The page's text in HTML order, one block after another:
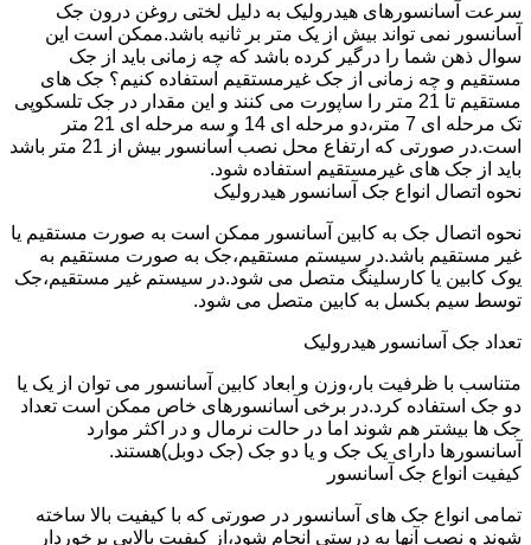
سرعت آسانسورهای هیدرولیک به دلیل لختی روغن درون جک
آسانسور نمی تواند بیش از یک متر بر ثانیه باشد.ممکن است این
سوال ذهن شما را درگیر کرده باشد که چه زمانی باید از جک
مستقیم و چه زمانی از جک غیرمستقیم استفاده کنیم؟ جک های
مستقیم تا 21 متر را ساپورت می کنند و این مقدار در جک تلسکوپی
تک مرحله ای 7 متر،دو مرحله ای 14 و سه مرحله ای 21 متر
است.در صورتی که ارتفاع محل نصب آسانسور بیش از 21 متر باشد
باید از جک های غیرمستقیم استفاده شود.
نحوه اتصال انواع جک آسانسور هیدرولیک
نحوه اتصال جک به کابین آسانسور ممکن است به صورت مستقیم یا
غیر مستقیم باشد.در سیستم مستقیم،جک به صورت مستقیم به
یوک کابین یا کارسلینگ متصل می شود.در سیستم غیر مستقیم،جک
توسط سیم بکسل به کابین متصل می شود.
تعداد جک آسانسور هیدرولیک
متناسب با ظرفیت بار،وزن و ابعاد کابین آسانسور می توان از یک یا
دو جک استفاده کرد.در برخی آسانسورهای خاص ممکن است تعداد
جک ها بیشتر هم شوند اما در حالت نرمال و در اکثر موارد
آسانسورها دارای یک جک و یا دو جک (جک دوبل)هستند.
کیفیت انواع جک آسانسور
تمامی انواع جک های آسانسور در صورتی که با کیفیت بالا ساخته
شوند و نصب آنها به درستی انجام شود،از کیفیت بالایی برخوردار